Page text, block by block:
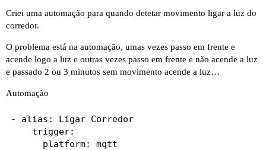
Criei uma automação para quando detetar movimento ligar a luz do
corredor.
O problema está na automação, umas vezes passo em frente e
acende logo a luz e outras vezes passo em frente e não acende a luz
e passado 2 ou 3 minutos sem movimento acende a luz…
Automação
- alias: Ligar